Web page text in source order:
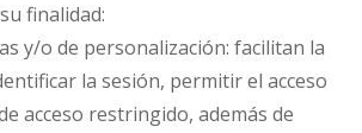
finalidad:
y/o de personalización: facilitan la
la sesión, permitir el acceso
acceso restringido, además de